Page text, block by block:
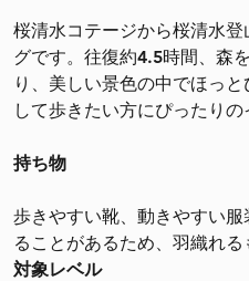
桜清水コテージから桜清水
グです。往復約4.5時間、森
り、美しい景色の中でほっ
して歩きたい方にぴったりの
持ち物
歩きやすい靴、動きやすい
ることがあるため、羽織れる
対象レベル